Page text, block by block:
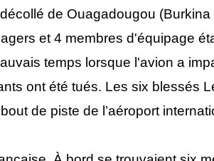
de Ouagadougou (Burkina
et 4 membres d'équipage
temps lorsque l'avion a
ont été tués. Les six blessés
de piste de l’aéroport